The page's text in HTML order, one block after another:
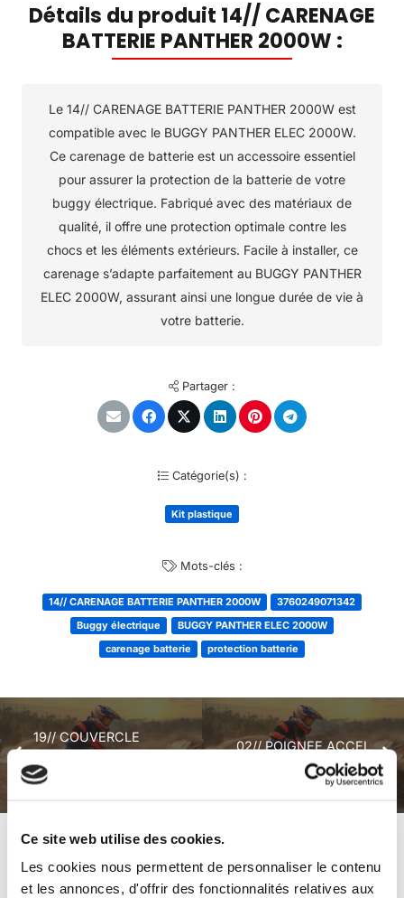
Ce site web utilise des cookies.
Les cookies nous permettent de personnaliser le contenu
et les annonces, d'offrir des fonctionnalités relatives aux
Détails du produit 14// CARENAGE
BATTERIE PANTHER 2000W :
Le 14// CARENAGE BATTERIE PANTHER 2000W est
compatible avec le BUGGY PANTHER ELEC 2000W.
Ce carenage de batterie est un accessoire essentiel
pour assurer la protection de la batterie de votre
buggy électrique. Fabriqué avec des matériaux de
qualité, il offre une protection optimale contre les
chocs et les éléments extérieurs. Facile à installer, ce
carenage s’adapte parfaitement au BUGGY PANTHER
ELEC 2000W, assurant ainsi une longue durée de vie à
votre batterie.
Partager :
Catégorie(s) :
Kit plastique
Mots-clés :
14// CARENAGE BATTERIE PANTHER 2000W
3760249071342
Buggy électrique
BUGGY PANTHER ELEC 2000W
carenage batterie
protection batterie
19// COUVERCLE
CAOUTCHOUC
PANTHER 2000W
02// POIGNEE ACCEL
36V KAYO EA50
+ de produits